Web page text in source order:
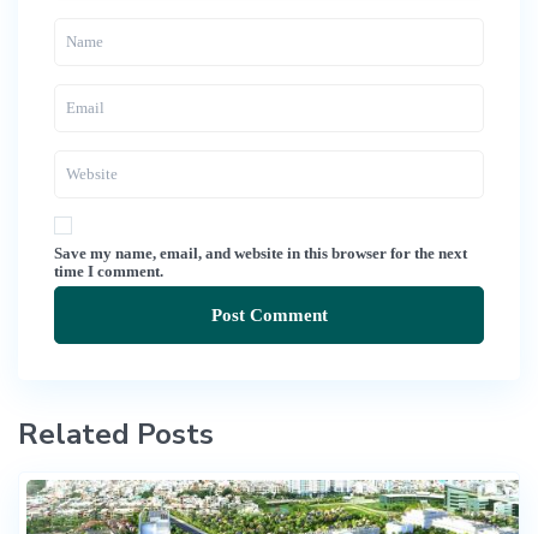
Save my name, email, and website in this browser for the next
time I comment.
Related Posts